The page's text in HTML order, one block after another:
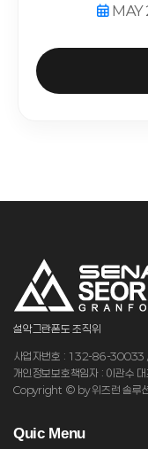
MAY
설악그란폰도 조직위
사업자번호 : 132-86-30033 /
개인정보보호책임자 : 이관
Copyright © by 위즈런 솔루
Quic Menu